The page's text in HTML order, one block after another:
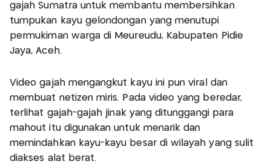
gajah Sumatra untuk membantu membersihkan
tumpukan kayu gelondongan yang menutupi
permukiman warga di Meureudu, Kabupaten Pidie
Jaya, Aceh.
Video gajah mengangkut kayu ini pun viral dan
membuat netizen miris. Pada video yang beredar,
terlihat gajah-gajah jinak yang ditunggangi para
mahout itu digunakan untuk menarik dan
memindahkan kayu-kayu besar di wilayah yang sulit
diakses alat berat.